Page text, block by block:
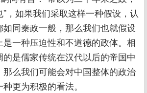
，如果我们采取这样一种假设，认
同秦政一般，那么我们也就假设
一种压迫性和不道德的政体。相
是儒家传统在汉代以后的帝国中
么我们可能会对中国整体的政治
更为积极的看法。